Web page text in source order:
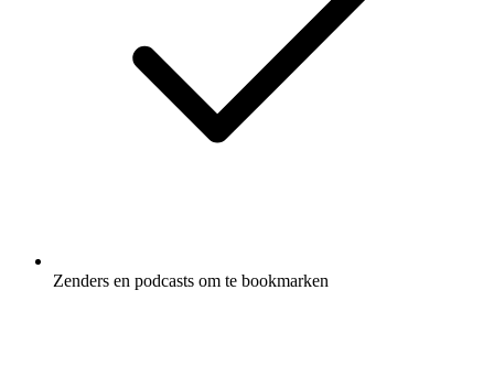
Zenders en podcasts om te bookmarken